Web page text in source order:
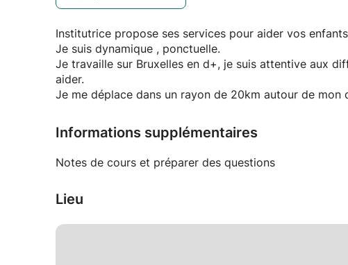
Institutrice propose ses services pour aider vos
Je suis dynamique , ponctuelle.
Je travaille sur Bruxelles en d+, je suis attentive aux
aider.
Je me déplace dans un rayon de 20km autour de mon
Informations supplémentaires
Notes de cours et préparer des questions
Lieu